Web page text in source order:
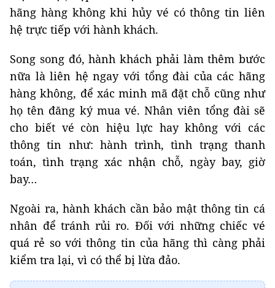
hãng hàng không khi hủy vé có thông tin liên
hệ trực tiếp với hành khách.
Song song đó, hành khách phải làm thêm bước
nữa là liên hệ ngay với tổng đài của các hãng
hàng không, để xác minh mã đặt chỗ cũng như
họ tên đăng ký mua vé. Nhân viên tổng đài sẽ
cho biết vé còn hiệu lực hay không với các
thông tin như: hành trình, tình trạng thanh
toán, tình trạng xác nhận chỗ, ngày bay, giờ
bay…
Ngoài ra, hành khách cần bảo mật thông tin cá
nhân để tránh rủi ro. Đối với những chiếc vé
quá rẻ so với thông tin của hãng thì càng phải
kiểm tra lại, vì có thể bị lừa đảo.